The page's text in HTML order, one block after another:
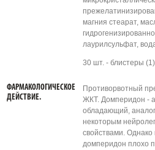
магния стеарат,
лаурилсульфат,
30 шт. - блистеры
ФАРМАКОЛОГИЧЕСКОЕ
ДЕЙСТВИЕ.
Противорвотный
ЖКТ. Домперидон -
обладающий,
некоторым
свойствами. Однако
домперидон плохо